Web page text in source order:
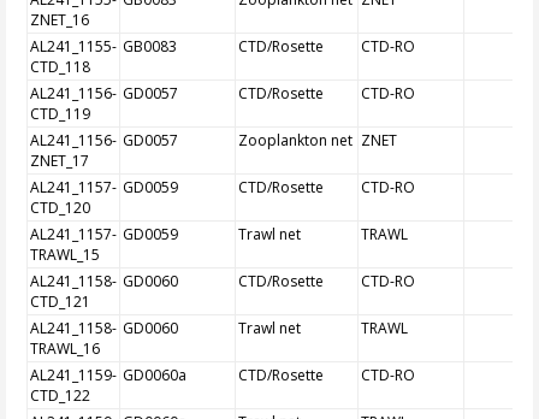
ZNET_16
AL241_1155-
CTD_118
GB0083 CTD/Rosette CTD-RO
AL241_1156-
CTD_119
GD0057 CTD/Rosette CTD-RO
AL241_1156-
ZNET_17
GD0057 Zooplankton net ZNET
AL241_1157-
CTD_120
GD0059 CTD/Rosette CTD-RO
AL241_1157-
TRAWL_15
GD0059 Trawl net TRAWL
AL241_1158-
CTD_121
GD0060 CTD/Rosette CTD-RO
AL241_1158-
TRAWL_16
GD0060 Trawl net TRAWL
AL241_1159-
CTD_122
GD0060a CTD/Rosette CTD-RO